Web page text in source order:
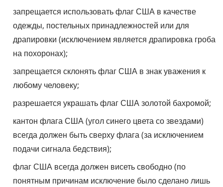
запрещается использовать флаг США в качестве
одежды, постельных принадлежностей или для
драпировки (исключением является драпировка гроба
на похоронах);
запрещается склонять флаг США в знак уважения к
любому человеку;
разрешается украшать флаг США золотой бахромой;
кантон флага США (угол синего цвета со звездами)
всегда должен быть сверху флага (за исключением
подачи сигнала бедствия);
флаг США всегда должен висеть свободно (по
понятным причинам исключение было сделано лишь